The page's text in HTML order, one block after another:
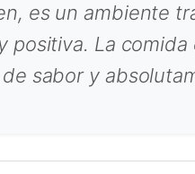
es un ambiente
positiva. La
sabor y